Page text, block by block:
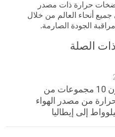
حرارة ذات مصدر
أنحاء العالم من خلال
الجودة الصارمة.
الصلة
سفن ليومون 10 مجموعات من
من مصدر الهواء